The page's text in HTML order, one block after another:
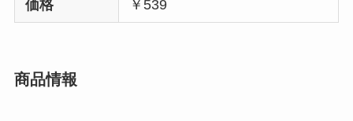
価格 ￥539
商品情報